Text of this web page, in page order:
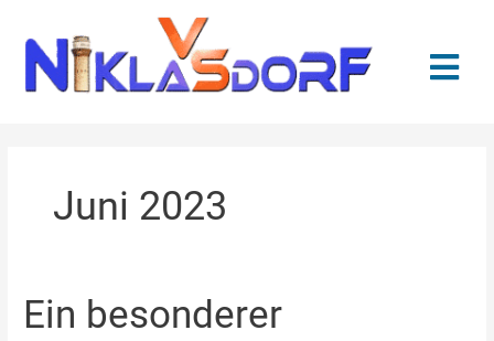
Inhalt
springen
Juni 2023
Ein besonderer
Ein
besonderer